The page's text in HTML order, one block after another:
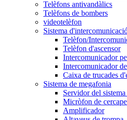
Telèfons antivandàlics
Telèfons de bombers
videotelèfon
Sistema
Telèfon/
Telèfon d'ascensor
Intercomunicador
Intercomunicador
Caixa de trucades
Sistema de megafonia
Servidor del sistema
Micròfon de
Amplificador